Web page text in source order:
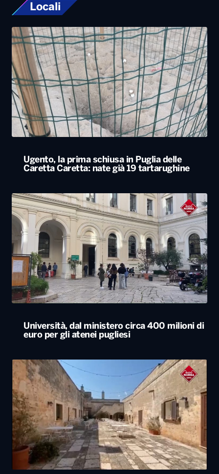
Locali
Ugento, la prima schiusa in Puglia delle
Caretta Caretta: nate già 19 tartarughine
Università, dal ministero circa 400 milioni di
euro per gli atenei pugliesi